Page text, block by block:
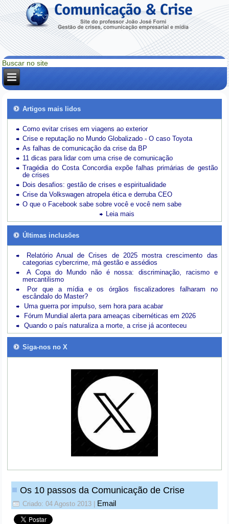
Artigos mais lidos
Como evitar crises em viagens ao exterior
Crise e reputação no Mundo Globalizado - O caso Toyota
As falhas de comunicação da crise da BP
11 dicas para lidar com uma crise de comunicação
Tragédia do Costa Concordia expõe falhas primárias de gestão
de crises
Dois desafios: gestão de crises e espiritualidade
Crise da Volkswagen atropela ética e derruba CEO
O que o Facebook sabe sobre você e você nem sabe
Leia mais
Últimas inclusões
Relatório Anual de Crises de 2025 mostra crescimento das
categorias cybercrime, má gestão e assédios
A Copa do Mundo não é nossa: discriminação, racismo e
mercantilismo
Por que a mídia e os órgãos fiscalizadores falharam no
escândalo do Master?
Uma guerra por impulso, sem hora para acabar
Fórum Mundial alerta para ameaças cibernéticas em 2026
Quando o país naturaliza a morte, a crise já aconteceu
Siga-nos no X
Os 10 passos da Comunicação de Crise
Criado: 04 Agosto 2013 Email